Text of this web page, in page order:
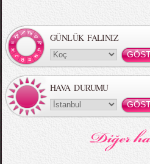
MBFWI - Gülçin Çengel 2015 Yaz
GÜNLÜK FALINIZ
HAVA DURUMU